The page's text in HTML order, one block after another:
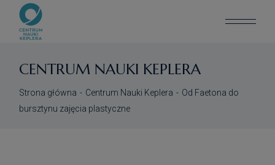
CENTRUM NAUKI KEPLERA
Strona główna Centrum Nauki Keplera
Od Faetona do
bursztynu zajęcia plastyczne